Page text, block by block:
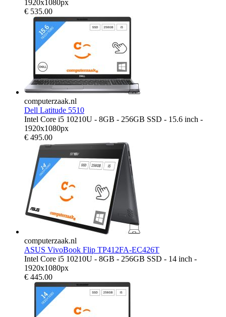
1920x1080px
€ 535.00
computerzaak.nl
Dell Latitude 5510
Intel Core i5 10210U - 8GB - 256GB SSD - 15.6 inch -
1920x1080px
€ 495.00
computerzaak.nl
ASUS VivoBook Flip TP412FA-EC426T
Intel Core i5 10210U - 8GB - 256GB SSD - 14 inch -
1920x1080px
€ 445.00